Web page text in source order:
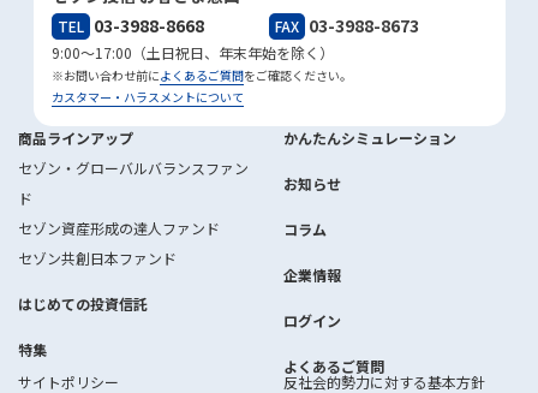
TEL 03-3988-8668 FAX 03-3988-8673
9:00～17:00（土日祝日、年末年始を除く）
※お問い合わせ前によくあるご質問をご確認ください。
カスタマー・ハラスメントについて
商品ラインアップ
セゾン・グローバルバランスファン
ド
セゾン資産形成の達人ファンド
セゾン共創日本ファンド
はじめての投資信託
特集
かんたんシミュレーション
お知らせ
コラム
企業情報
ログイン
よくあるご質問
サイトポリシー
反社会的勢力に対する基本方針